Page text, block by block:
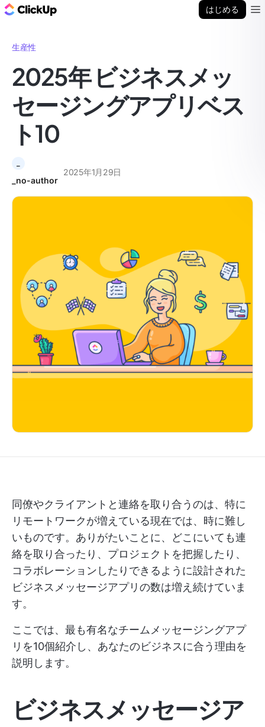
はじめる
生産性
2025年 ビジネスメッ
セージングアプリベス
ト10
_no-author
2025年1月29日
同僚やクライアントと連絡を取り合うのは、特に
リモートワークが増えている現在では、時に難し
いものです。ありがたいことに、どこにいても連
絡を取り合ったり、プロジェクトを把握したり、
コラボレーションしたりできるように設計された
ビジネスメッセージアプリの数は増え続けていま
す。
ここでは、最も有名なチームメッセージングアプ
リを10個紹介し、あなたのビジネスに合う理由を
説明します。
ビジネスメッセージア